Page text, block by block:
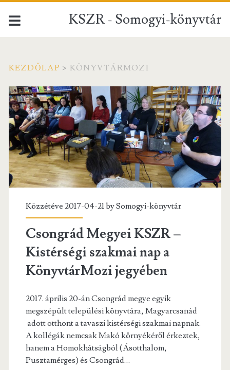
KSZR - Somogyi-könyvtár
KEZDŐLAP > KÖNYVTÁRMOZI
Címke:
Közzétéve 2017-04-21 bySomogyi-könyvtár
Csongrád Megyei KSZR –
Kistérségi szakmai nap a
KönyvtárMozi jegyében
2017. április 20-án Csongrád megye egyik
megszépült települési könyvtára, Magyarcsanád
adott otthont a tavaszi kistérségi szakmai napnak.
A kollégák nemcsak Makó környékéről érkeztek,
hanem a Homokhátságból (Ásotthalom,
Pusztamérges) és Csongrád…